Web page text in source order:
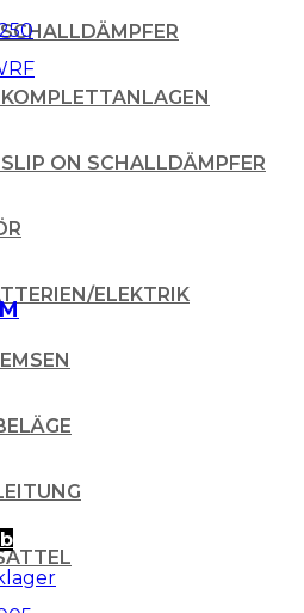
ON SCHALLDÄMPFER
ELEKTRIK
04,